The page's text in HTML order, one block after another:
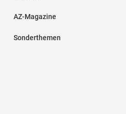
AZ-Magazine
Sonderthemen